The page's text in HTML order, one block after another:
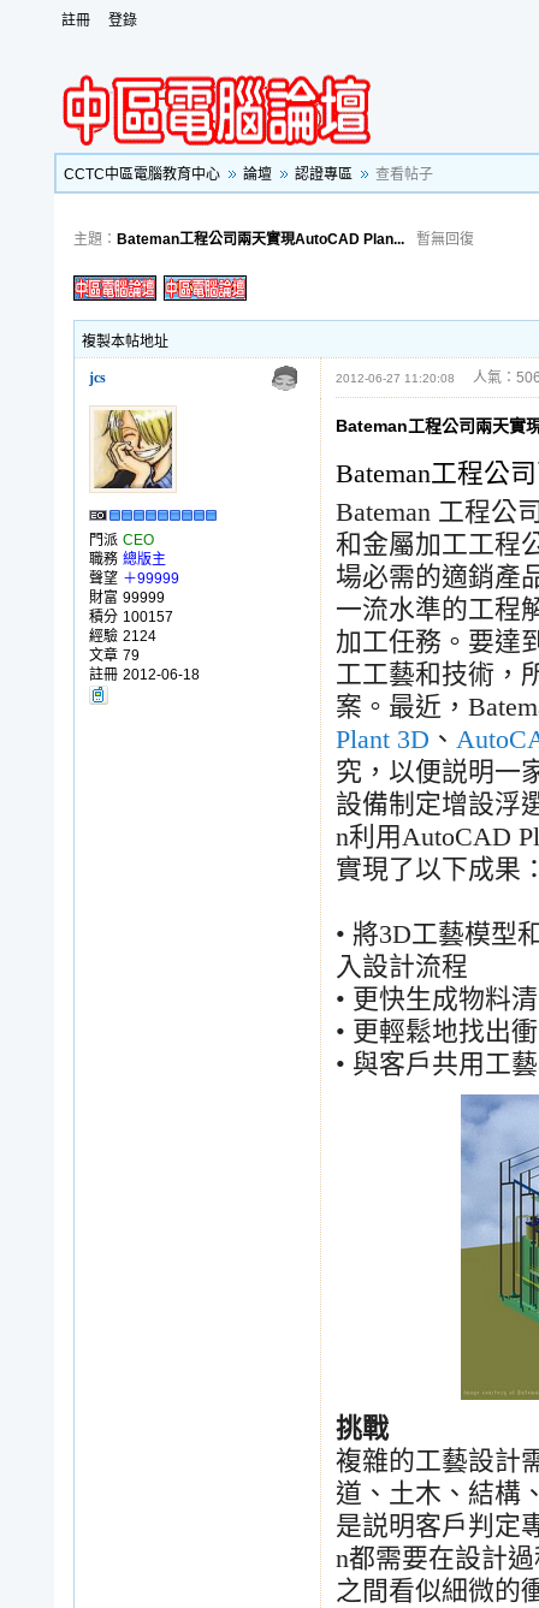
註冊 登錄
CCTC中區電腦教育中心 論壇 認證專區 查看帖子
主題： Bateman工程公司兩天實現AutoCAD Plan... 暫無回復
複製本帖地址
jcs 2012-06-27 11:20:08 人氣：
門派 CEO
職務 總版主
聲望 ＋99999
財富 99999
積分 100157
經驗 2124
文章 79
註冊 2012-06-18
Bateman工程公司兩天實
Bateman工程公
Bateman 工程公
和金屬加工工程
場必需的適銷產
一流水準的工程
加工任務。要達
工工藝和技術，
案。最近，
Plant 3D 、
究，以便説明一
設備制定增設浮
n利用AutoCAD
實現了以下成果
• 將3D工藝模型
入設計流程
• 更快生成物料
• 更輕鬆地找出
• 與客戶共用工
挑戰
複雜的工藝設計
道、土木、結構
是説明客戶判定
n都需要在設計
之間看似細微的